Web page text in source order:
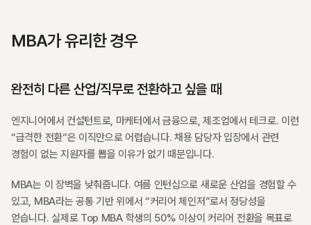
MBA가 유리한 경우
완전히 다른 산업/직무로 전환하고 싶을 때
엔지니어에서 컨설턴트로, 마케터에서 금융으로, 제조업에서 테크로. 이런
“급격한 전환”은 이직만으로 어렵습니다. 채용 담당자 입장에서 관련
경험이 없는 지원자를 뽑을 이유가 없기 때문입니다.
MBA는 이 장벽을 낮춰줍니다. 여름 인턴십으로 새로운 산업을 경험할 수
있고, MBA라는 공통 기반 위에서 “커리어 체인저”로서 정당성을
얻습니다. 실제로 Top MBA 학생의 50% 이상이 커리어 전환을 목표로